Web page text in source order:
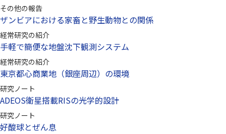
その他の報告
ザンビアにおける家畜と野生動物との関係
経常研究の紹介
手軽で簡便な地盤沈下観測システム
経常研究の紹介
東京都心商業地（銀座周辺）の環境
研究ノート
ADEOS衛星搭載RISの光学的設計
研究ノート
好酸球とぜん息